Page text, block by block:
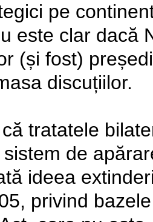
pe
este clar dacă
(și fost)
discuțiilor.
tratatele
de
ideea
privind